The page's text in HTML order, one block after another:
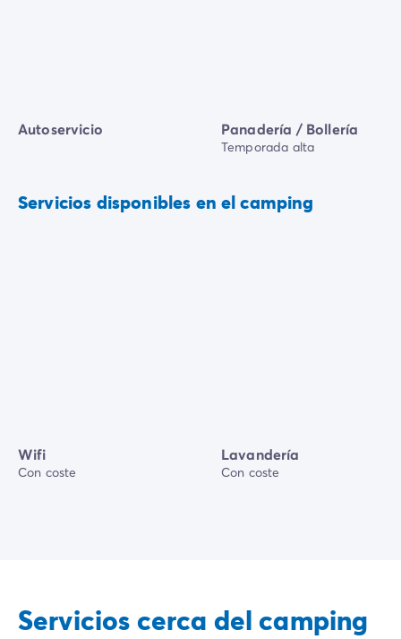
Autoservicio Panadería / Bollería
Temporada alta
Servicios disponibles en el camping
Wifi
Con coste
Lavandería
Con coste
Servicios cerca del camping